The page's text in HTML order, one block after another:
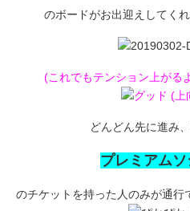
のボードがお出迎えしてく
(これでもテンション上がる
どんどん先に進み
プレミアム
のチケットを持った人のみが通行